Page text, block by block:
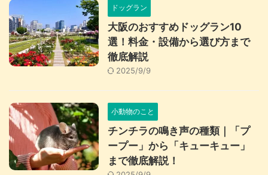
ドッグラン
大阪のおすすめドッグラン10
選！料金・設備から選び方まで
徹底解説
2025/9/9
小動物のこと
チンチラの鳴き声の種類｜「プ
ープー」から「キューキュー」
まで徹底解説！